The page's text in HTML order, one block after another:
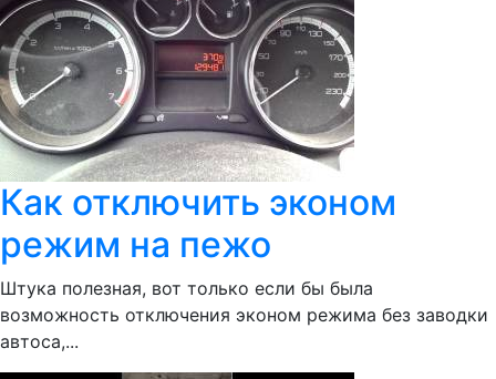
Как отключить эконом
режим на пежо
Штука полезная, вот только если бы была
возможность отключения эконом режима без заводки
автоса,...